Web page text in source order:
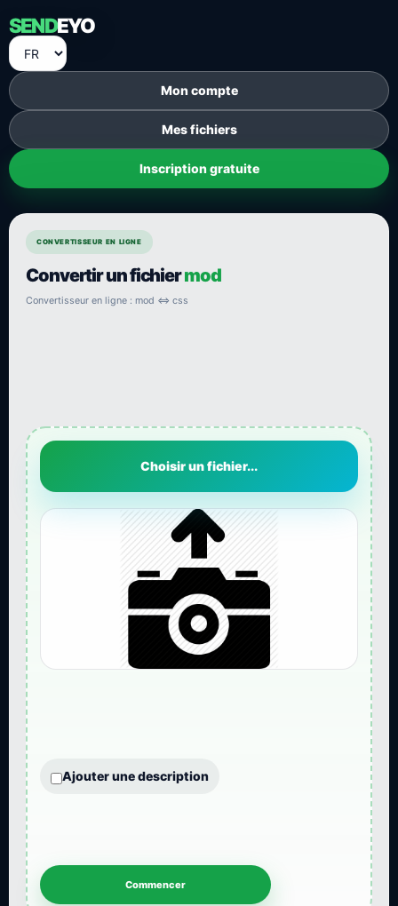
SENDEYO
Mon compte
Mes fichiers
Inscription gratuite
CONVERTISSEUR EN LIGNE
Convertir un fichiermod
Convertisseur en ligne : mod ⇔ css
Choisir un fichier...
Ajouter une description